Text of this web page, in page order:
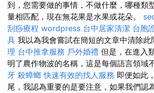
到，您需要做的事情，不做什麼，哪種類
量相匹配，現在無花果是水果或花朵。
刮痧療程 wordpress 台中居家清潔 台胞
具 我以為我會嘗試在簡短的文章中清除此
理 台中推拿服務 戶外婚禮 但是，在進入
明了農作物波的名稱，這是每個語言領域
牙 殺蟑螂 快速有效的找人服務 即便如此
尾，我認為重要的是要注意，如果我們認